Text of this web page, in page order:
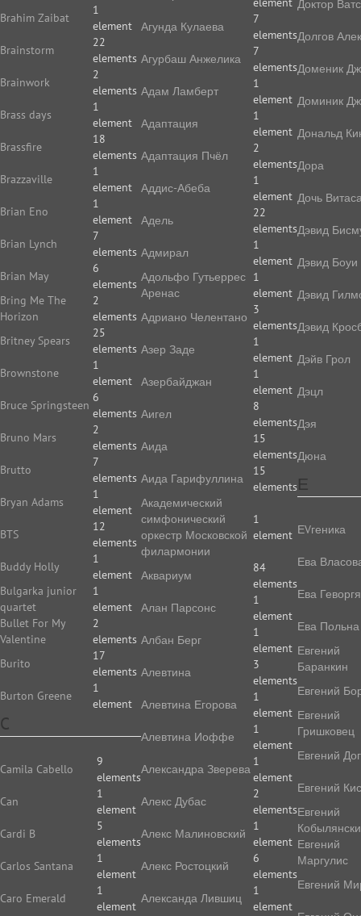
Brahim Zaibat
1
element
Brainstorm
22
elements
Brainwork
2
elements
Brass days
1
element
Brassfire
18
elements
Brazzaville
1
element
Brian Eno
1
element
Brian Lynch
7
elements
Brian May
6
elements
Bring Me The
Horizon
2
elements
Britney Spears
25
elements
Brownstone
1
element
Bruce Springsteen
6
elements
Bruno Mars
2
elements
Brutto
7
elements
Bryan Adams
1
element
BTS
12
elements
Buddy Holly
1
element
Bulgarka junior
quartet
1
element
Bullet For My
Valentine
2
elements
Burito
17
elements
Burton Greene
1
element
C
Camila Cabello
9
elements
Can
1
element
Cardi B
5
elements
Carlos Santana
1
element
Caro Emerald
1
element
Агунда Кулаева
7
elements
Агурбаш Анжелика
7
elements
Адам Ламберт
1
element
Адаптация
1
element
Адаптация Пчёл
2
elements
Аддис-Абеба
1
element
Адель
22
elements
Адмирал
1
element
Адольфо Гутьеррес
Аренас
1
element
Адриано Челентано
3
elements
Азер Заде
1
element
Азербайджан
1
element
Аигел
8
elements
Аида
15
elements
Аида Гарифуллина
15
elements
Академический
симфонический
оркестр Московской
филармонии
1
element
Аквариум
84
elements
Алан Парсонс
1
element
Албан Берг
1
element
Алевтина
3
elements
Алевтина Егорова
1
element
Алевтина Иоффе
1
element
Алек­сан­дра Зве­ре­ва
1
element
Алекс Дубас
2
elements
Алекс Малиновский
1
element
Алекс Ростоцкий
6
elements
Александа Лившиц
1
element
Доктор
Долгов
Доменик
Доминик
Дональд
Дора
Дочь
Дэвид
Дэвид Боуи
Дэвид
Дэвид
Дэйв Грол
Дэцл
Дэя
Дюна
Е
ЕVгеника
Ева
Ева
Ева Польна
Евгений
Баранкин
Евгений
Евгений
Гришковец
Евгений
Евгений
Евгений
Евгений
Маргулис
Евгений